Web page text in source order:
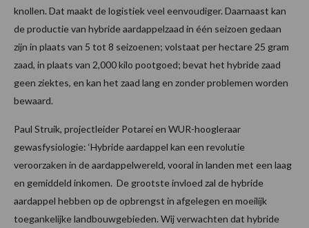
knollen. Dat maakt de logistiek veel eenvoudiger. Daarnaast kan
de productie van hybride aardappelzaad in één seizoen gedaan
zijn in plaats van 5 tot 8 seizoenen; volstaat per hectare 25 gram
zaad, in plaats van 2,000 kilo pootgoed; bevat het hybride zaad
geen ziektes, en kan het zaad lang en zonder problemen worden
bewaard.
Paul Struik, projectleider Potarei en WUR-hoogleraar
gewasfysiologie: ‘Hybride aardappel kan een revolutie
veroorzaken in de aardappelwereld, vooral in landen met een laag
en gemiddeld inkomen. De grootste invloed zal de hybride
aardappel hebben op de opbrengst in afgelegen en moeilijk
toegankelijke landbouwgebieden. Wij verwachten dat hybride